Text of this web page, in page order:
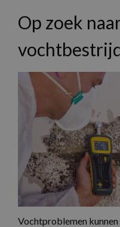
Op zoek
Vochtproblemen